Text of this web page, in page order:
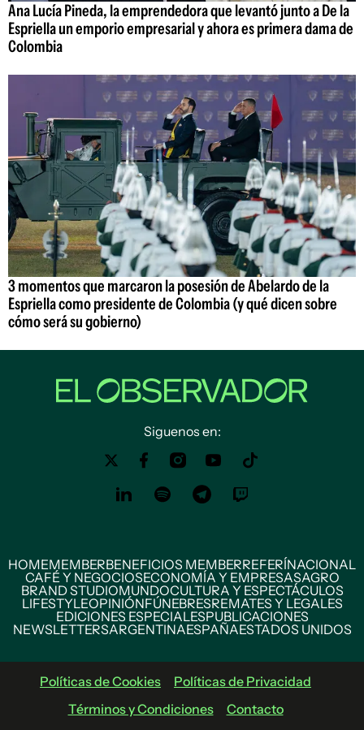
Ana Lucía Pineda, la emprendedora que levantó junto a De la
Espriella un emporio empresarial y ahora es primera dama de
Colombia
3 momentos que marcaron la posesión de Abelardo de la
Espriella como presidente de Colombia (y qué dicen sobre
cómo será su gobierno)
Siguenos en:
HOMEMEMBERBENEFICIOS MEMBERREFERÍNACIONAL
CAFÉ Y NEGOCIOSECONOMÍA Y EMPRESASAGRO
BRAND STUDIOMUNDOCULTURA Y ESPECTÁCULOS
LIFESTYLEOPINIÓNFÚNEBRESREMATES Y LEGALES
EDICIONES ESPECIALESPUBLICACIONES
NEWSLETTERSARGENTINAESPAÑAESTADOS UNIDOS
Políticas de Cookies
Políticas de Privacidad
Términos y Condiciones
Contacto